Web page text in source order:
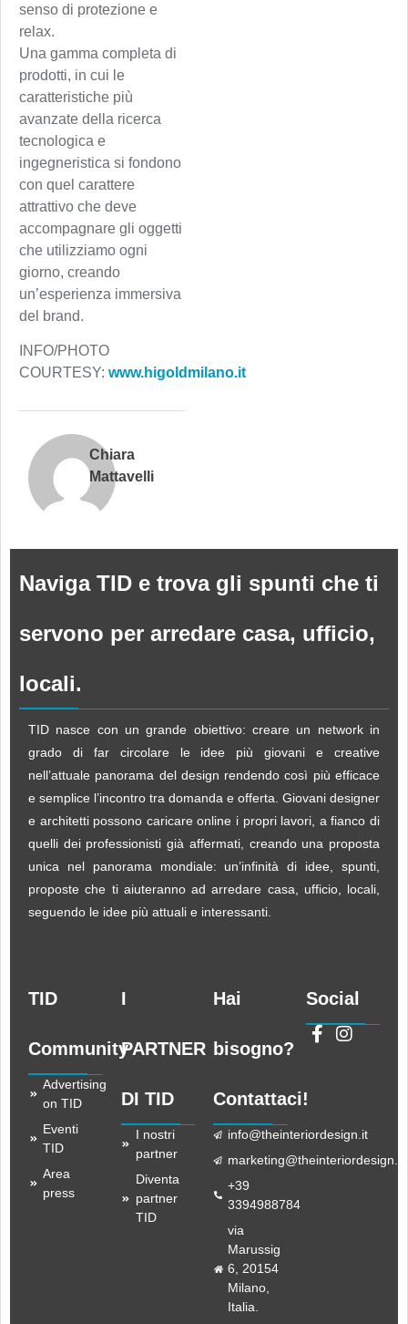
senso di protezione e
relax.
Una gamma completa di
prodotti, in cui le
caratteristiche più
avanzate della ricerca
tecnologica e
ingegneristica si fondono
con quel carattere
attrattivo che deve
accompagnare gli oggetti
che utilizziamo ogni
giorno, creando
un’esperienza immersiva
del brand.
INFO/PHOTO
COURTESY: www.higoldmilano.it
Chiara
Mattavelli
Naviga TID e trova gli spunti che ti
servono per arredare casa, ufficio,
locali.
TID nasce con un grande obiettivo: creare un network in
grado di far circolare le idee più giovani e creative
nell’attuale panorama del design rendendo così più efficace
e semplice l’incontro tra domanda e offerta. Giovani designer
e architetti possono caricare online i propri lavori, a fianco di
quelli dei professionisti già affermati, creando una proposta
unica nel panorama mondiale: un’infinità di idee, spunti,
proposte che ti aiuteranno ad arredare casa, ufficio, locali,
seguendo le idee più attuali e interessanti.
TID
Community
Advertising
on TID
Eventi
TID
Area
press
I
PARTNER
DI TID
I nostri
partner
Diventa
partner
TID
Hai
bisogno?
Contattaci!
info@theinteriordesign.it
marketing@theinteriordesign.it
+39
3394988784
via
Marussig
6, 20154
Milano,
Italia.
Social